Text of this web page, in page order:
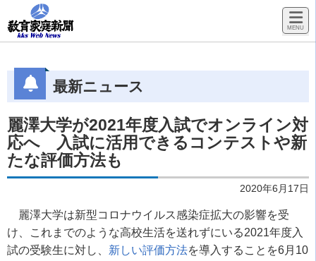
最新ニュース
麗澤大学が2021年度入試でオンライン対
応へ 入試に活用できるコンテストや新
たな評価方法も
2020年6月17日
麗澤大学は新型コロナウイルス感染症拡大の影響を受
け、これまでのような高校生活を送れずにいる2021年度入
試の受験生に対し、 新しい評価方法を導入することを6月10